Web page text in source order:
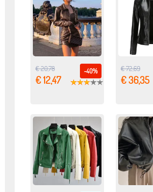
-40%
€ 20,78
€ 12,47
€ 72,69
€ 36,35